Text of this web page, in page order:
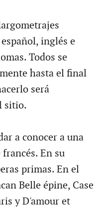
inglés e
Todos se
hasta el final
será
sitio.
a conocer a una
En su
primas. En el
Belle épine, Case
y D'amour et